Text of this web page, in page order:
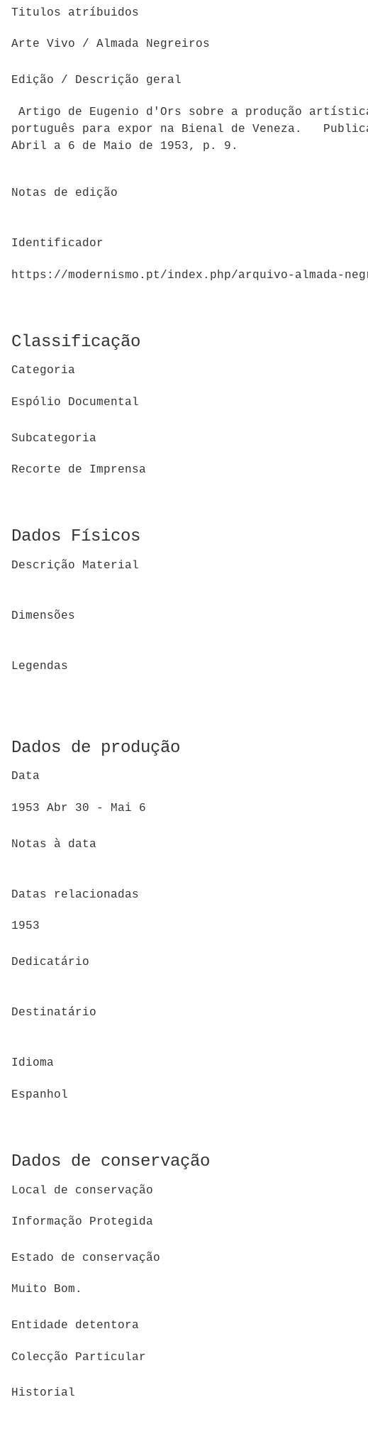
Titulos atríbuidos
Arte Vivo / Almada Negreiros
Edição / Descrição geral
Artigo de Eugenio d'Ors sobre a produção
português para expor na Bienal de Veneza.
Abril a 6 de Maio de 1953, p. 9.
Notas de edição
Identificador
https://modernismo.pt/index.php/arquivo-almada-
Classificação
Categoria
Espólio Documental
Subcategoria
Recorte de Imprensa
Dados Físicos
Descrição Material
Dimensões
Legendas
Dados de produção
Data
1953 Abr 30 - Mai 6
Notas à data
Datas relacionadas
1953
Dedicatário
Destinatário
Idioma
Espanhol
Dados de conservação
Local de conservação
Informação Protegida
Estado de conservação
Muito Bom.
Entidade detentora
Colecção Particular
Historial